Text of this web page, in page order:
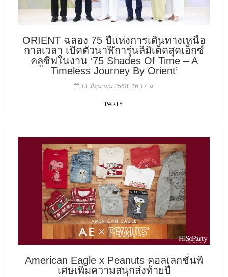
ORIENT ฉลอง 75 ปีแห่งการเดินทางเหนือ
กาลเวลา เปิดตัวนาฬิการุ่นลิมิเต็ดสุดเอ็กซ์
คลูซีฟในงาน ‘75 Shades Of Time – A
Timeless Journey By Orient’
11 มิถุนายน 2568, 16:17 น.
PARTY
American Eagle x Peanuts คอลเลกชั่นพิ
เศษเพิ่มความสนุกส่งท้ายปี